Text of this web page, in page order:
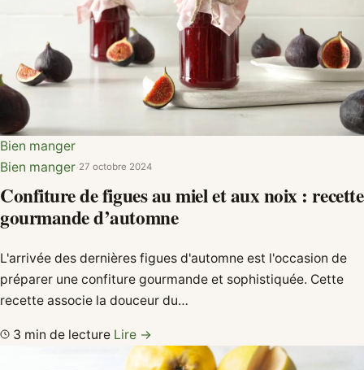
Bien manger
Bien manger·27 octobre 2024
Confiture de figues au miel et aux noix : recette
gourmande d’automne
L'arrivée des dernières figues d'automne est l'occasion de
préparer une confiture gourmande et sophistiquée. Cette
recette associe la douceur du…
3 min de lecture Lire →